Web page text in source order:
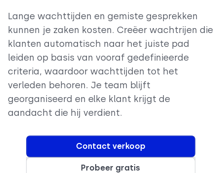
Lange wachttijden en gemiste gesprekken
kunnen je zaken kosten. Creëer wachtrijen die
klanten automatisch naar het juiste pad
leiden op basis van vooraf gedefinieerde
criteria, waardoor wachttijden tot het
verleden behoren. Je team blijft
georganiseerd en elke klant krijgt de
aandacht die hij verdient.
Contact verkoop
Probeer gratis